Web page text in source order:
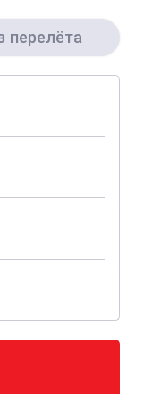
перелёта